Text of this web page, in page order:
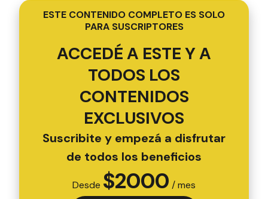
ESTE CONTENIDO COMPLETO ES SOLO
PARA SUSCRIPTORES
ACCEDÉ A ESTE Y A
TODOS LOS
CONTENIDOS
EXCLUSIVOS
Suscribite y empezá a disfrutar
de todos los beneficios
Desde $2000 / mes